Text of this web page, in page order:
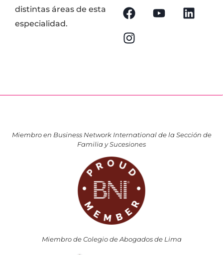
distintas áreas de esta
especialidad.
Miembro en Business Network International de la Sección de
Familia y Sucesiones
Miembro de Colegio de Abogados de Lima